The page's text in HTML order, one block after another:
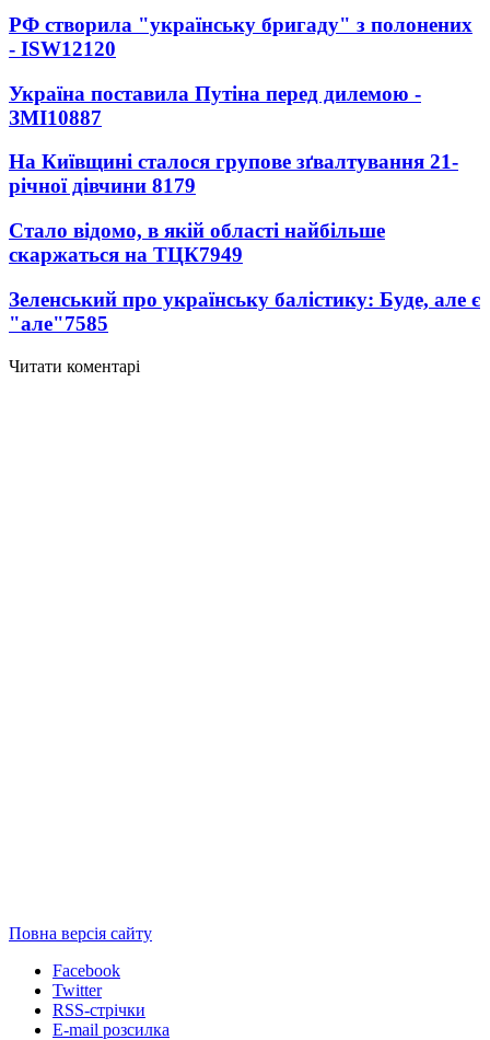
РФ створила "українську бригаду" з полонених
- ISW12120
Україна поставила Путіна перед дилемою -
ЗМІ10887
На Київщині сталося групове зґвалтування 21-
річної дівчини 8179
Стало відомо, в якій області найбільше
скаржаться на ТЦК7949
Зеленський про українську балістику: Буде, але є
"але"7585
Читати коментарі
Повна версія сайту
Facebook
Twitter
RSS-стрічки
E-mail розсилка